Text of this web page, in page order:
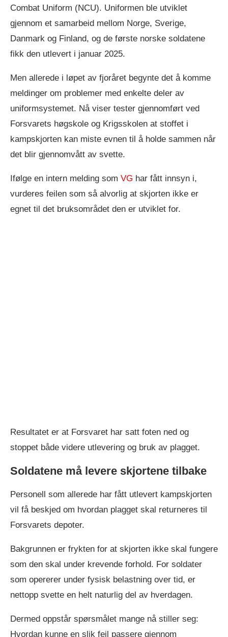
Combat Uniform (NCU). Uniformen ble utviklet
gjennom et samarbeid mellom Norge, Sverige,
Danmark og Finland, og de første norske soldatene
fikk den utlevert i januar 2025.
Men allerede i løpet av fjoråret begynte det å komme
meldinger om problemer med enkelte deler av
uniformsystemet. Nå viser tester gjennomført ved
Forsvarets høgskole og Krigsskolen at stoffet i
kampskjorten kan miste evnen til å holde sammen når
det blir gjennomvått av svette.
Ifølge en intern melding som VG har fått innsyn i,
vurderes feilen som så alvorlig at skjorten ikke er
egnet til det bruksområdet den er utviklet for.
Resultatet er at Forsvaret har satt foten ned og
stoppet både videre utlevering og bruk av plagget.
Soldatene må levere skjortene tilbake
Personell som allerede har fått utlevert kampskjorten
vil få beskjed om hvordan plagget skal returneres til
Forsvarets depoter.
Bakgrunnen er frykten for at skjorten ikke skal fungere
som den skal under krevende forhold. For soldater
som opererer under fysisk belastning over tid, er
nettopp svette en helt naturlig del av hverdagen.
Dermed oppstår spørsmålet mange nå stiller seg:
Hvordan kunne en slik feil passere gjennom